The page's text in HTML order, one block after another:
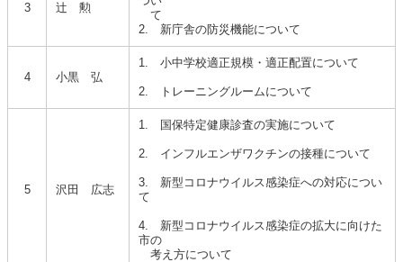
3 辻 勲
て
2. 新庁舎の防災機能について
4 小黒 弘
1. 小中学校適正規模・適正配置について
2. トレーニングルームについて
5 沢田 広志
1. 国保特定健康診査の実施について
2. インフルエンザワクチンの接種について
3. 新型コロナウイルス感染症への対応につい
て
4. 新型コロナウイルス感染症の拡大に向けた
市の
考え方について